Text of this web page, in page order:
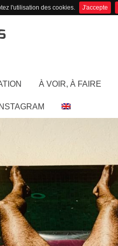
l'utilisation des cookies. J'accepte
À VOIR, À FAIRE
INSTAGRAM